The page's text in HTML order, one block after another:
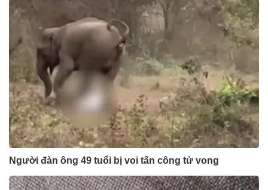
Người đàn ông 49 tuổi bị voi tấn công tử vong